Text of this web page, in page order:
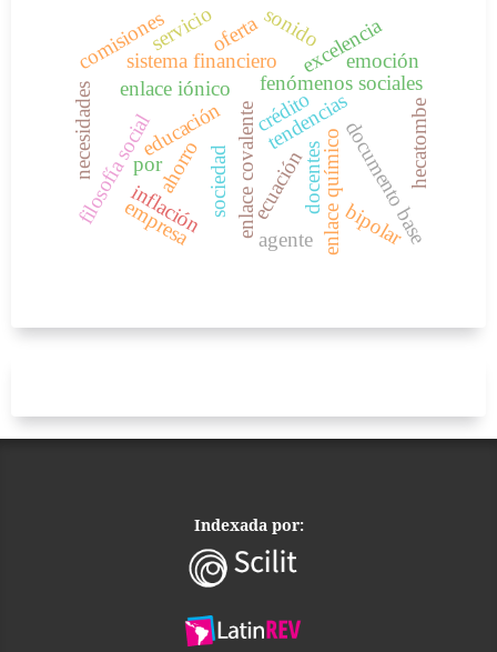
tendencias
educación
sociedad
fenómenos sociales
filosofía social enlace químico
enlace iónico
enlace covalente documento base
docentes
excelencia
sistema financiero
ahorro
inflación
comisiones
crédito
oferta
empresa
necesidades
servicio
agente
por
sonido
ecuación
bipolar
hecatombe
emoción
Indexada por: